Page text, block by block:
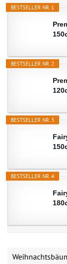
BESTSELLER NR. 1
BESTSELLER NR. 2
BESTSELLER NR. 3
BESTSELLER NR. 4